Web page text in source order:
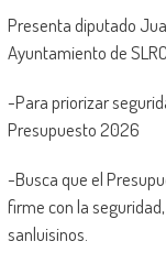
Presenta diputado
Ayuntamiento de
-Para priorizar
Presupuesto 2026
-Busca que el
firme con la
sanluisinos.